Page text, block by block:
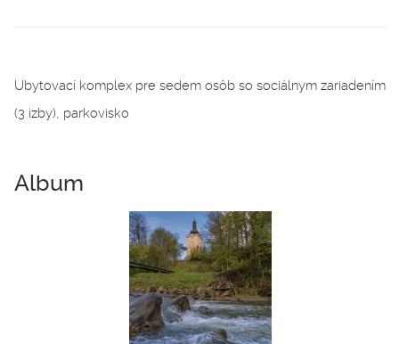
Ubytovací komplex pre sedem osôb so sociálnym zariadením
(3 izby), parkovisko
Album